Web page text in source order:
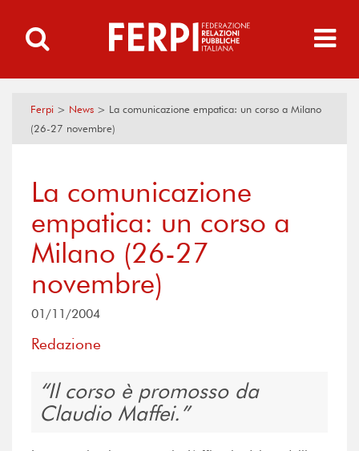
Ferpi > News > La comunicazione empatica: un corso a Milano
(26-27 novembre)
La comunicazione
empatica: un corso a
Milano (26-27
novembre)
01/11/2004
Redazione
Il corso è promosso da
Claudio Maffei.